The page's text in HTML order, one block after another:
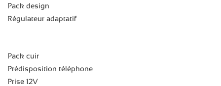
Pack design
Régulateur adaptatif
Pack cuir
Prédisposition téléphone
Prise 12V